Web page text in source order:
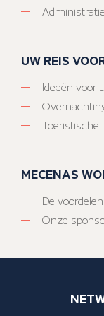
UW REIS
Ideeën voor
Toeristische
MECENAS
De voordelen
Onze